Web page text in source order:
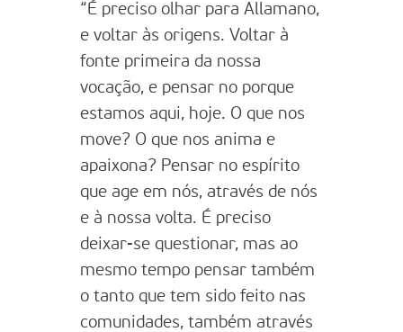
“É preciso olhar para Allamano,
e voltar às origens. Voltar à
fonte primeira da nossa
vocação, e pensar no porque
estamos aqui, hoje. O que nos
move? O que nos anima e
apaixona? Pensar no espírito
que age em nós, através de nós
e à nossa volta. É preciso
deixar-se questionar, mas ao
mesmo tempo pensar também
o tanto que tem sido feito nas
comunidades, também através